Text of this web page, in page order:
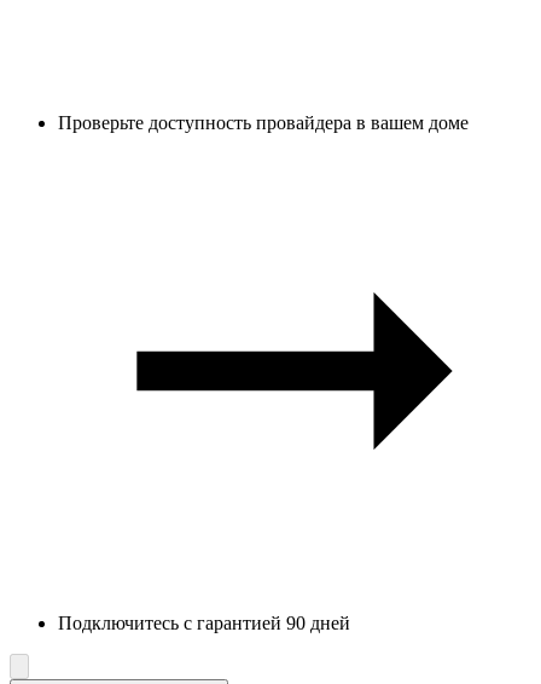
Проверьте доступность провайдера в вашем доме
Подключитесь с гарантией 90 дней